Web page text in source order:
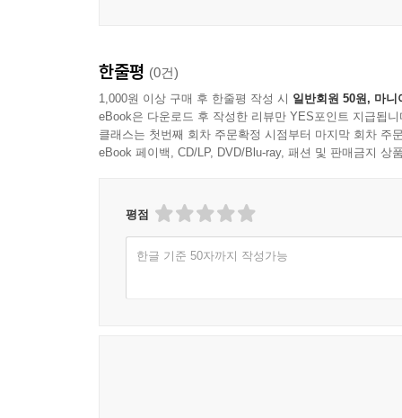
한줄평 (0건)
1,000원 이상 구매 후 한줄평 작성 시 일반회원 50원, 마니
eBook은 다운로드 후 작성한 리뷰만 YES포인트 지급됩니
클래스는 첫번째 회차 주문확정 시점부터 마지막 회차 주
eBook 페이백, CD/LP, DVD/Blu-ray, 패션 및 판매금지 상
평점
한글 기준 50자까지 작성가능